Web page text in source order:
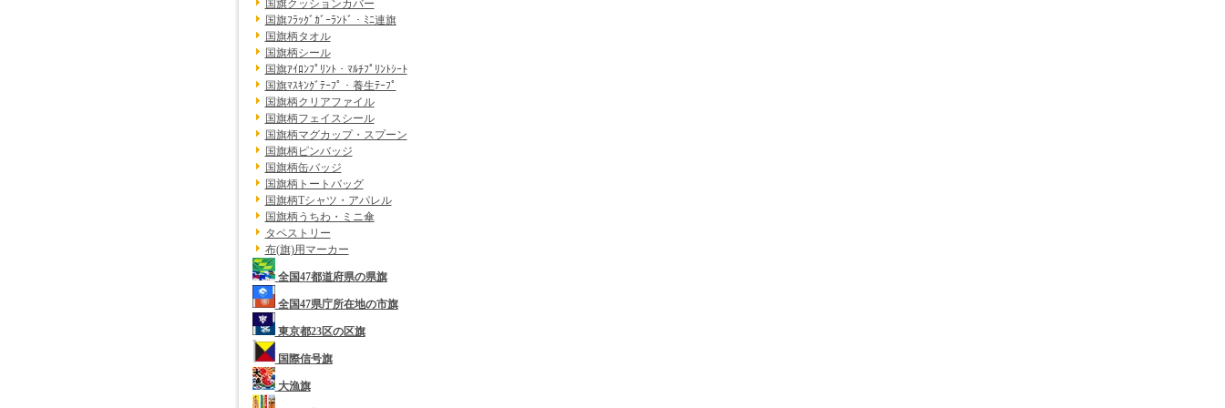
国旗クッションカバー
国旗ﾌﾗｯｸﾞｶﾞｰﾗﾝﾄﾞ・ﾐﾆ連旗
国旗柄タオル
国旗柄シール
国旗ｱｲﾛﾝﾌﾟﾘﾝﾄ・ﾏﾙﾁﾌﾟﾘﾝﾄｼｰﾄ
国旗ﾏｽｷﾝｸﾞﾃｰﾌﾟ・養生ﾃｰﾌﾟ
国旗柄クリアファイル
国旗柄フェイスシール
国旗柄マグカップ・スプーン
国旗柄ピンバッジ
国旗柄缶バッジ
国旗柄トートバッグ
国旗柄Tシャツ・アパレル
国旗柄うちわ・ミニ傘
タペストリー
布(旗)用マーカー
全国47都道府県の県旗
全国47県庁所在地の市旗
東京都23区の区旗
国際信号旗
大漁旗